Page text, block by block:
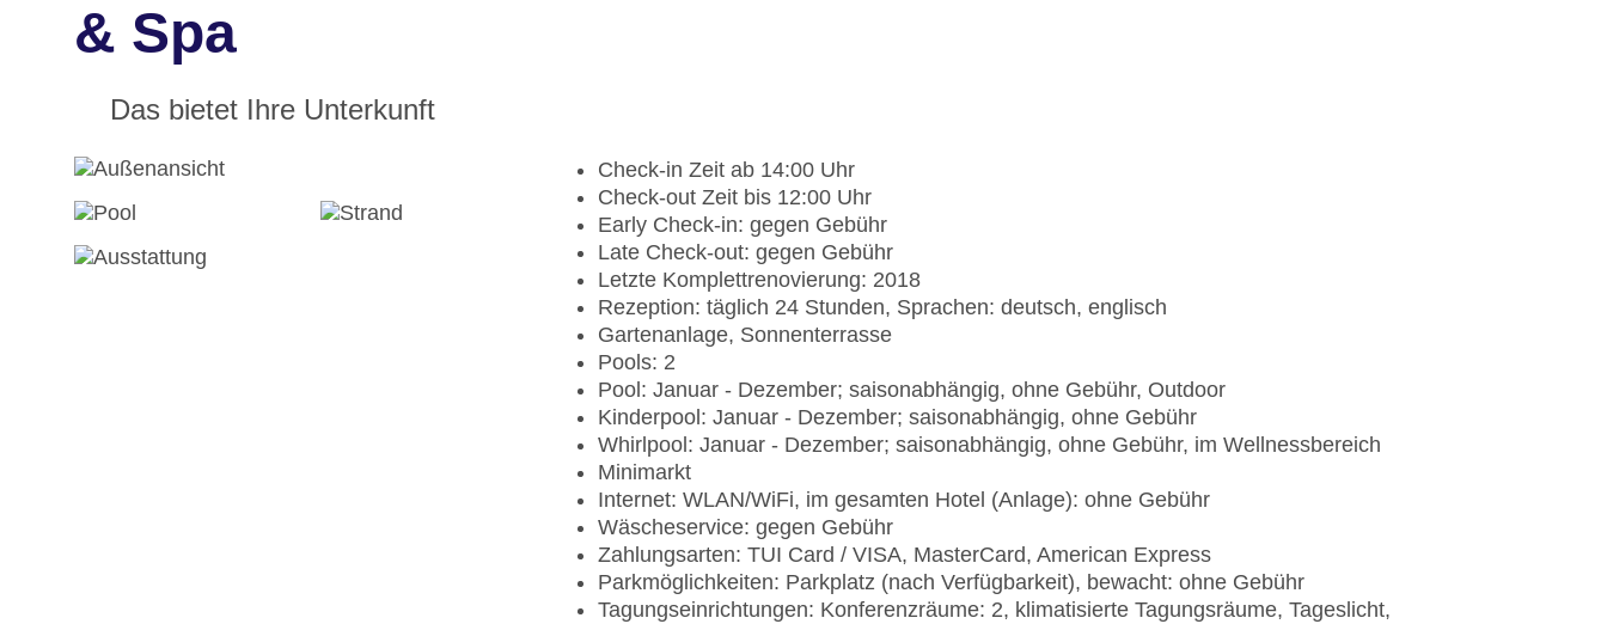
& Spa
Das bietet Ihre Unterkunft
Check-in Zeit ab 14:00 Uhr
Check-out Zeit bis 12:00 Uhr
Early Check-in: gegen Gebühr
Late Check-out: gegen Gebühr
Letzte Komplettrenovierung: 2018
Rezeption: täglich 24 Stunden, Sprachen: deutsch, englisch
Gartenanlage, Sonnenterrasse
Pools: 2
Pool: Januar - Dezember; saisonabhängig, ohne Gebühr, Outdoor
Kinderpool: Januar - Dezember; saisonabhängig, ohne Gebühr
Whirlpool: Januar - Dezember; saisonabhängig, ohne Gebühr, im Wellnessbereich
Minimarkt
Internet: WLAN/WiFi, im gesamten Hotel (Anlage): ohne Gebühr
Wäscheservice: gegen Gebühr
Zahlungsarten: TUI Card / VISA, MasterCard, American Express
Parkmöglichkeiten: Parkplatz (nach Verfügbarkeit), bewacht: ohne Gebühr
Tagungseinrichtungen: Konferenzräume: 2, klimatisierte Tagungsräume, Tageslicht,